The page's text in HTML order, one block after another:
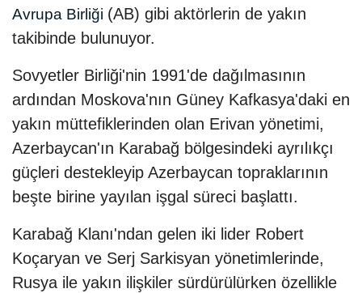
Avrupa Birliği (AB) gibi aktörlerin de yakın
takibinde bulunuyor.
Sovyetler Birliği'nin 1991'de dağılmasının
ardından Moskova'nın Güney Kafkasya'daki en
yakın müttefiklerinden olan Erivan yönetimi,
Azerbaycan'ın Karabağ bölgesindeki ayrılıkçı
güçleri destekleyip Azerbaycan topraklarının
beşte birine yayılan işgal süreci başlattı.
Karabağ Klanı'ndan gelen iki lider Robert
Koçaryan ve Serj Sarkisyan yönetimlerinde,
Rusya ile yakın ilişkiler sürdürülürken özellikle